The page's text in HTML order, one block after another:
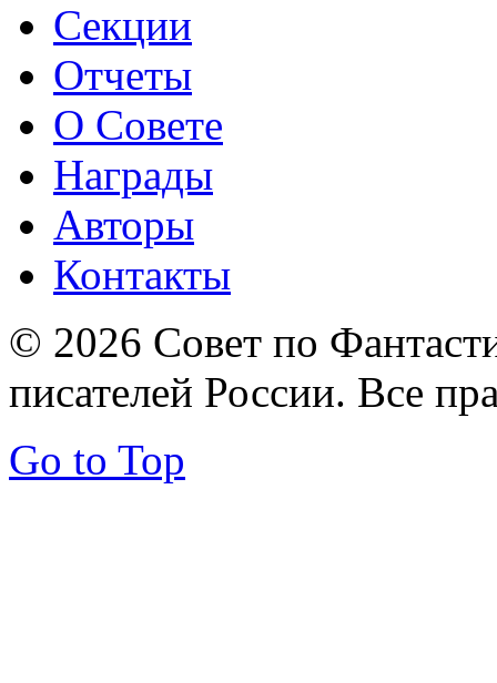
Секции
Отчеты
О Совете
Награды
Авторы
Контакты
© 2026 Совет по
писателей России. Все
Go to Top